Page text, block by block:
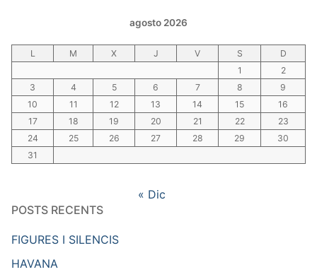
agosto 2026
L M X J V S
D
1
2
3
4 5 6 7 8
9
10
11 12 13 14 15
16
17
18 19 20 21 22
23
24
25 26 27 28 29
30
31
« Dic
POSTS RECENTS
FIGURES I SILENCIS
HAVANA